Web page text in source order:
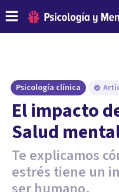
Psicología clínica
El impacto
Salud
Te explicamos
estrés tiene un